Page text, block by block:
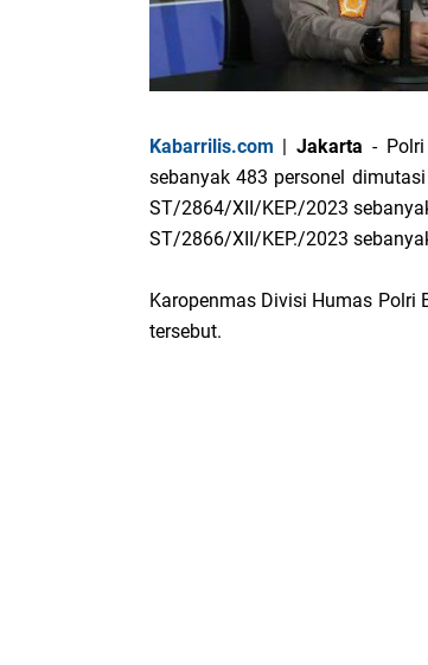
Kabarrilis.com |Jakarta -
sebanyak 483 personel
ST/2864/XII/KEP./2023
ST/2866/XII/KEP./2023
Karopenmas Divisi Humas Polri
tersebut.